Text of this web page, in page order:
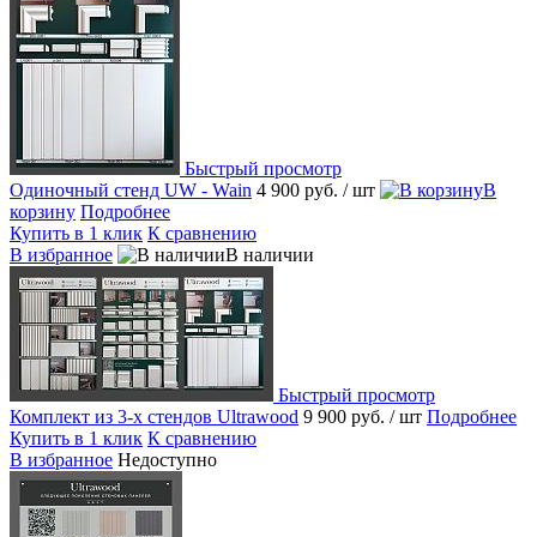
Быстрый просмотр
Одиночный стенд UW - Wain 4 900 руб. / шт
В
корзину Подробнее
Купить в 1 клик К сравнению
В избранное
В наличии
Быстрый просмотр
Комплект из 3-х стендов Ultrawood 9 900 руб. / шт Подробнее
Купить в 1 клик К сравнению
В избранное Недоступно